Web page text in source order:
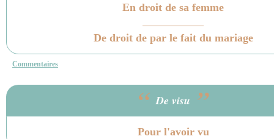
En droit de sa femme
De droit de par le fait du mariage
Commentaires
“ De visu ”
Pour l'avoir vu